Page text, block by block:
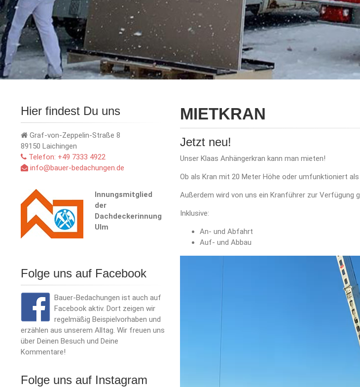
Hier findest Du uns
Graf-von-Zeppelin-Straße 8
89150 Laichingen
Telefon: +49 7333 4922
info@bauer-bedachungen.de
Innungsmitglied
der
Dachdeckerinnung
Ulm
Folge uns auf Facebook
Bauer-Bedachungen ist auch auf
Facebook aktiv. Dort zeigen wir
regelmäßig Beispielvorhaben und
erzählen aus unserem Alltag. Wir freuen uns
über Deinen Besuch und Deine
Kommentare!
Folge uns auf Instagram
MIETKRAN
Jetzt neu!
Unser Klaas Anhängerkran kann man mieten!
Ob als Kran mit 20 Meter Höhe oder umfunktioniert
Außerdem wird von uns ein Kranführer zur Verfügung
Inklusive:
An- und Abfahrt
Auf- und Abbau